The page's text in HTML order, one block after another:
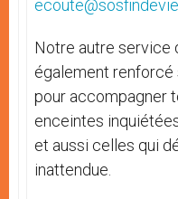
Notre autre service
également renforcé
pour accompagner
enceintes
et aussi celles qui
inattendue.